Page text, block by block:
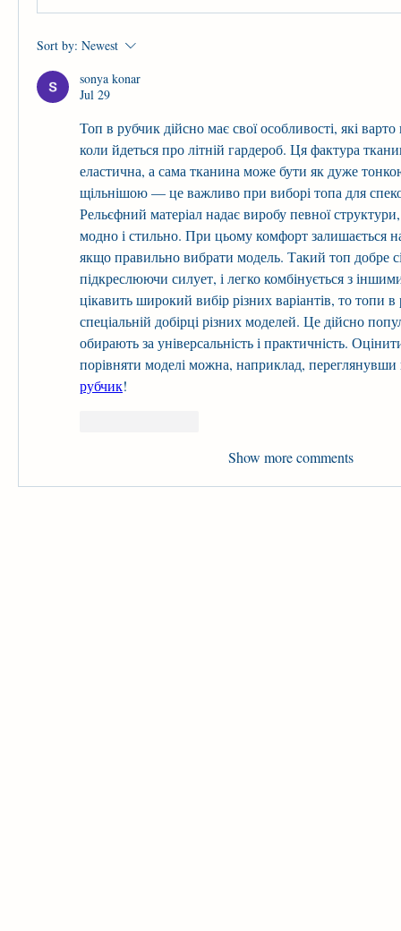
Sort by: Newest
sonya konar
Jul 29
Топ в рубчик дійсно має свої особливості, які
коли йдеться про літній гардероб. Ця фактура
еластична, а сама тканина може бути як дуже
щільнішою — це важливо при виборі топа для
Рельєфний матеріал надає виробу певної
модно і стильно. При цьому комфорт залишається
якщо правильно вибрати модель. Такий топ добре
підкреслюючи силует, і легко комбінується з
цікавить широкий вибір різних варіантів, то топи
спеціальній добірці різних моделей. Це дійсно
обирають за універсальність і практичність.
порівняти моделі можна, наприклад, переглянувши
рубчик!
Show more comments